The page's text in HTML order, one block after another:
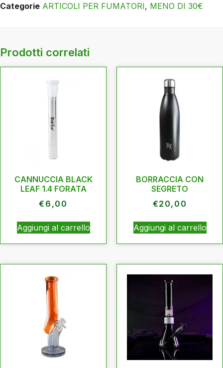
Categorie ARTICOLI PER FUMATORI, MENO DI 30€
Prodotti correlati
CANNUCCIA BLACK
LEAF 1.4 FORATA
€ 6,00
Aggiungi al carrello
BORRACCIA CON
SEGRETO
€20,00
Aggiungi al carrello